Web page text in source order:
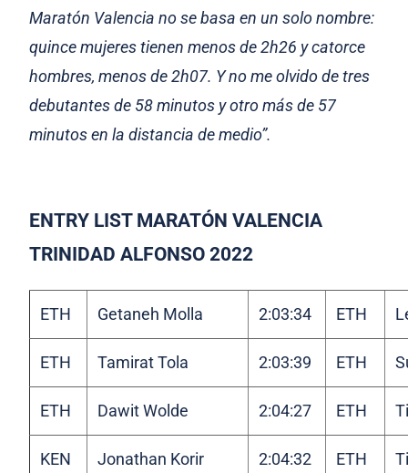
Maratón Valencia no se basa en un solo nombre:
quince mujeres tienen menos de 2h26 y catorce
hombres, menos de 2h07. Y no me olvido de tres
debutantes de 58 minutos y otro más de 57
minutos en la distancia de medio”.
ENTRY LIST MARATÓN VALENCIA
TRINIDAD ALFONSO 2022
ETH Getaneh Molla 2:03:34 ETH
ETH Tamirat Tola 2:03:39 ETH
ETH Dawit Wolde 2:04:27 ETH
KEN Jonathan Korir 2:04:32 ETH